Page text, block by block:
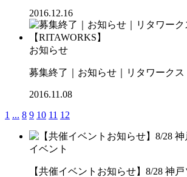
2016.12.16
お知らせ
募集終了｜お知らせ｜リタワークス
2016.11.08
1 ... 8 9 10 11 12
イベント
【共催イベントお知らせ】8/28 神